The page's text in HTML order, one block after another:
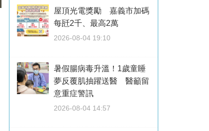
屋頂光電獎勵 嘉義市加碼
每瓩2千、最高2萬
2026-08-04 19:10
暑假腸病毒升溫！1歲童睡
夢反覆肌抽躍送醫 醫籲留
意重症警訊
2026-08-04 14:57